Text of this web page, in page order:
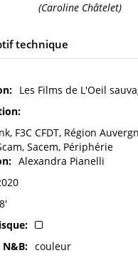
(Caroline Châtelet)
technique
Les Films de L'Oeil
F3C CFDT, Région
Sacem, Périphérie
Alexandra Pianelli
couleur